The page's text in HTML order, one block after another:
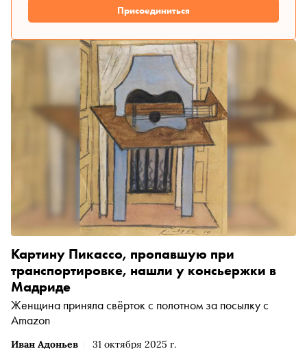
Присоединиться
Иван Адоньев 31 октября 2025 г.
Картину Пикассо, пропавшую при
транспортировке, нашли у консьержки в
Мадриде
Женщина приняла свёрток с полотном за посылку с
Amazon